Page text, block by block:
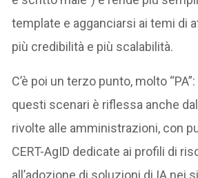
template e agganciarsi ai temi di
più credibilità e più scalabilità.
C’è poi un terzo punto, molto
questi scenari è riflessa anche
rivolte alle amministrazioni, con
CERT-AgID dedicate ai profili di
all’adozione di soluzioni di IA nei